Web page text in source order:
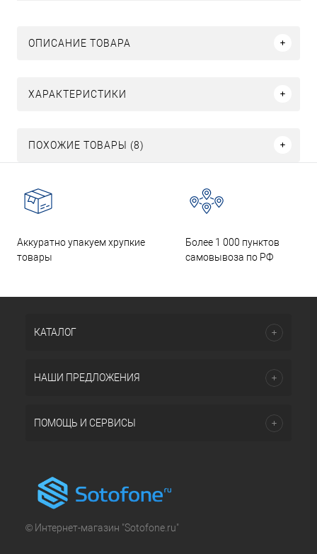
ОПИСАНИЕ ТОВАРА
ХАРАКТЕРИСТИКИ
ПОХОЖИЕ ТОВАРЫ (8)
Аккуратно упакуем хрупкие
товары
Более 1 000 пунктов
самовывоза по РФ
КАТАЛОГ
НАШИ ПРЕДЛОЖЕНИЯ
ПОМОЩЬ И СЕРВИСЫ
© Интернет-магазин "Sotofone.ru"